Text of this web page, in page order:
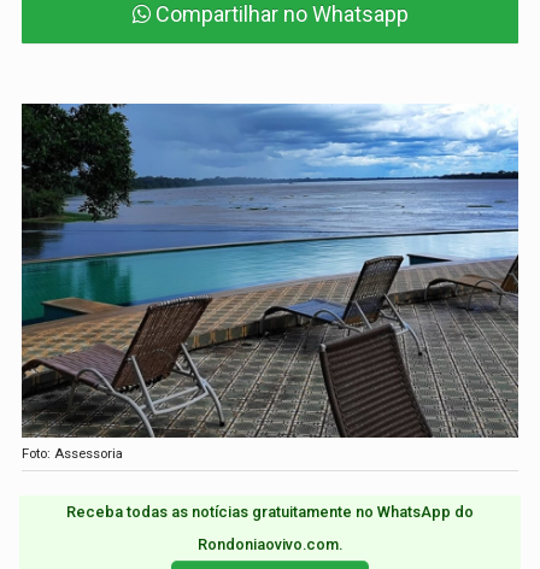
Compartilhar no Whatsapp
Foto: Assessoria
Receba todas as notícias gratuitamente no WhatsApp do
Rondoniaovivo.com.​